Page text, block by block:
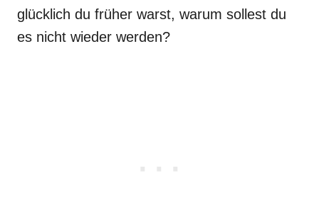
glücklich du früher warst, warum sollest du
es nicht wieder werden?